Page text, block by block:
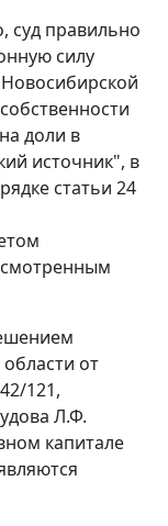
суд правильно
силу
доли в
источник", в
статьи 24
от
121,
Л.Ф.
капитале